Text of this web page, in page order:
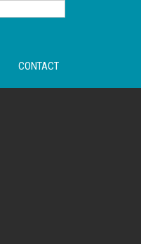
CONTACT